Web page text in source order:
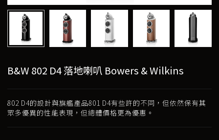
B&W 802 D4 落地喇叭 Bowers & Wilkins
802 D4的設計與旗艦產品801 D4有些許的不同，但依然保有其
眾多優異的性能表現，但總體價格更為優惠。